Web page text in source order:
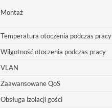
Montaż
Temperatura otoczenia podczas pracy
Wilgotność otoczenia podczas pracy
VLAN
Zaawansowane QoS
Obsługa izolacji gości